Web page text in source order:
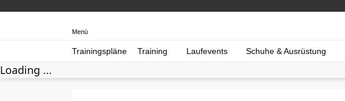
Menü
Trainingspläne Training Laufevents Schuhe & Ausrüstung
Loading ...